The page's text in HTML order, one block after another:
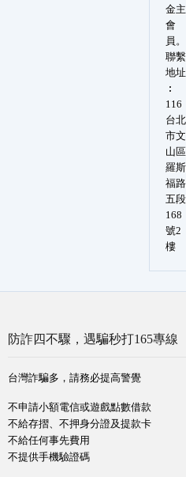
金主
會
員。
聯繫
地址
︰
116
台北
市文
山區
羅斯
福路
五段
168
號2
樓
防詐四不驟，遇騙秒打165專線
台灣詐騙多，請務必提高警覺
不申請小額電信或遊戲點數借款
不給存摺、不押身分證及提款卡
不給任何事先費用
不提供手機驗證碼